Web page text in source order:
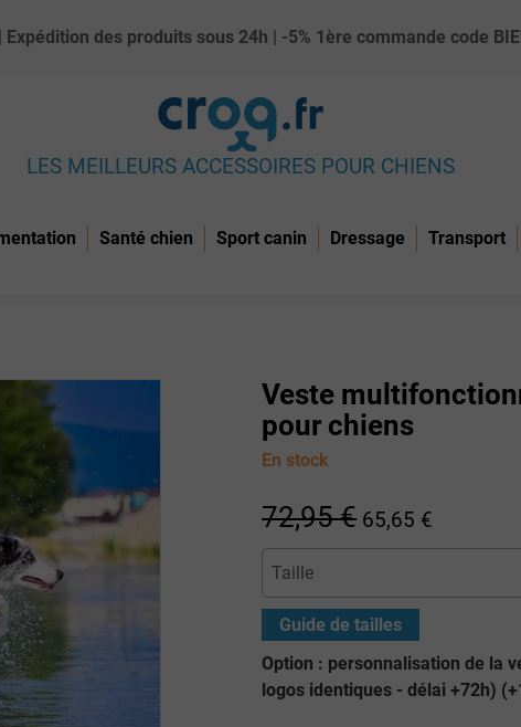
des produits sous 24h | -5% 1ère commande code
LES MEILLEURS ACCESSOIRES POUR CHIENS
Santé chien Sport canin Dressage Transport
Veste
pour chiens
En stock
72,95 € 65,65 €
Guide de tailles
Option : personnalisation de la
logos identiques - délai +72h) (+